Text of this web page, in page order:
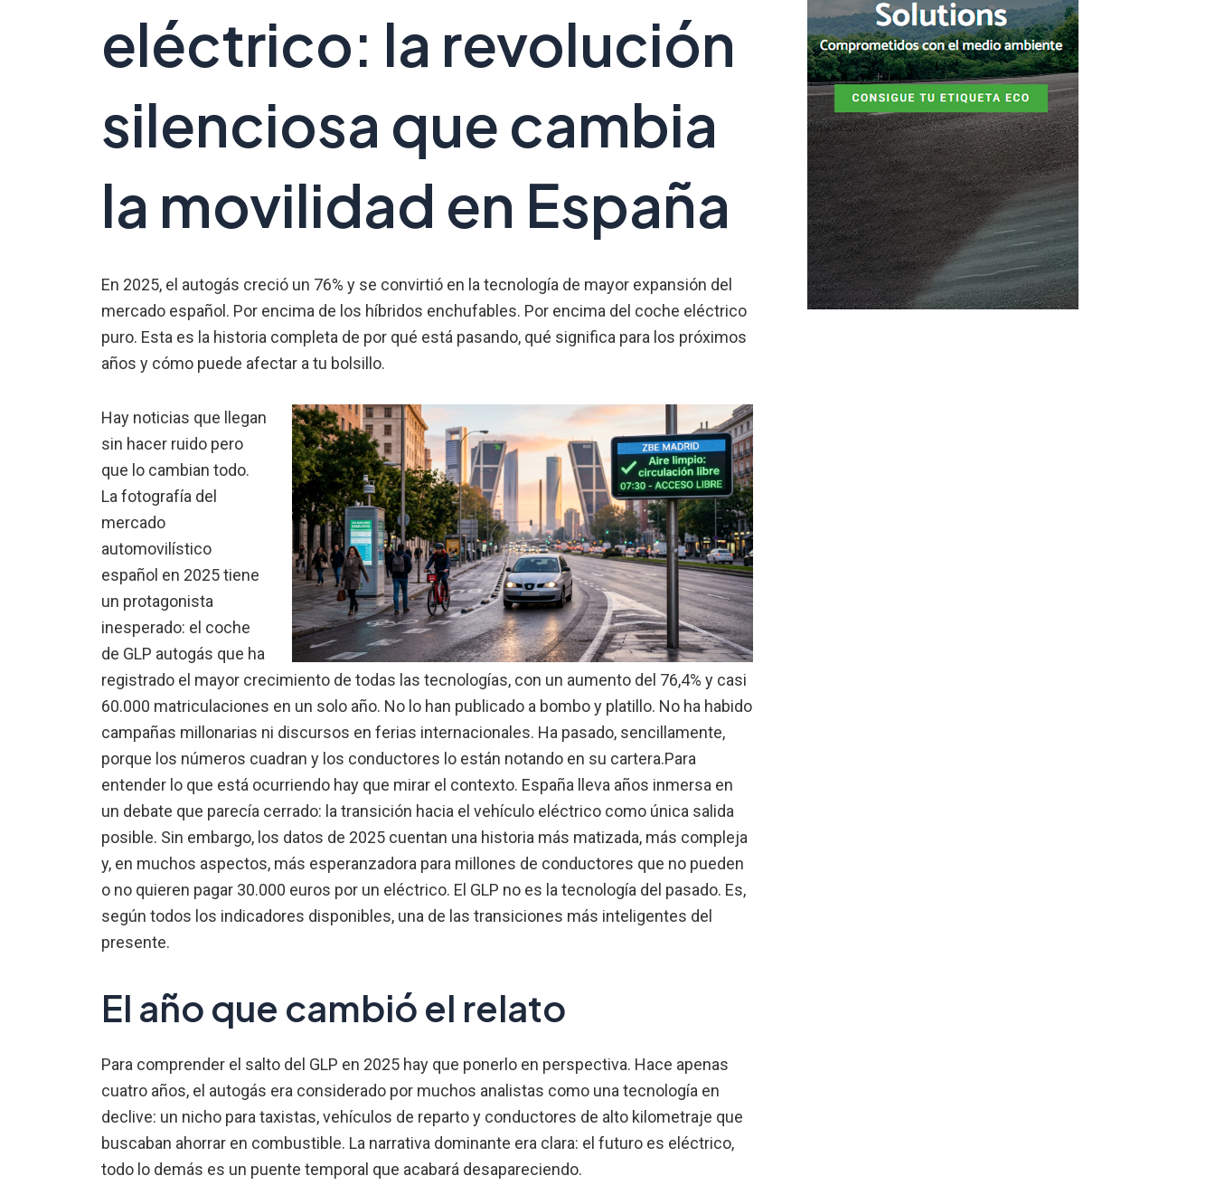
eléctrico: la revolución
silenciosa que cambia
la movilidad en España
En 2025, el autogás creció un 76% y se convirtió en la tecnología de mayor expansión del
mercado español. Por encima de los híbridos enchufables. Por encima del coche eléctrico
puro. Esta es la historia completa de por qué está pasando, qué significa para los próximos
años y cómo puede afectar a tu bolsillo.
Hay noticias que llegan
sin hacer ruido pero
que lo cambian todo.
La fotografía del
mercado
automovilístico
español en 2025 tiene
un protagonista
inesperado: el coche
de GLP autogás que ha
registrado el mayor crecimiento de todas las tecnologías, con un aumento del 76,4% y casi
60.000 matriculaciones en un solo año. No lo han publicado a bombo y platillo. No ha habido
campañas millonarias ni discursos en ferias internacionales. Ha pasado, sencillamente,
porque los números cuadran y los conductores lo están notando en su cartera.Para
entender lo que está ocurriendo hay que mirar el contexto. España lleva años inmersa en
un debate que parecía cerrado: la transición hacia el vehículo eléctrico como única salida
posible. Sin embargo, los datos de 2025 cuentan una historia más matizada, más compleja
y, en muchos aspectos, más esperanzadora para millones de conductores que no pueden
o no quieren pagar 30.000 euros por un eléctrico. El GLP no es la tecnología del pasado. Es,
según todos los indicadores disponibles, una de las transiciones más inteligentes del
presente.
El año que cambió el relato
Para comprender el salto del GLP en 2025 hay que ponerlo en perspectiva. Hace apenas
cuatro años, el autogás era considerado por muchos analistas como una tecnología en
declive: un nicho para taxistas, vehículos de reparto y conductores de alto kilometraje que
buscaban ahorrar en combustible. La narrativa dominante era clara: el futuro es eléctrico,
todo lo demás es un puente temporal que acabará desapareciendo.